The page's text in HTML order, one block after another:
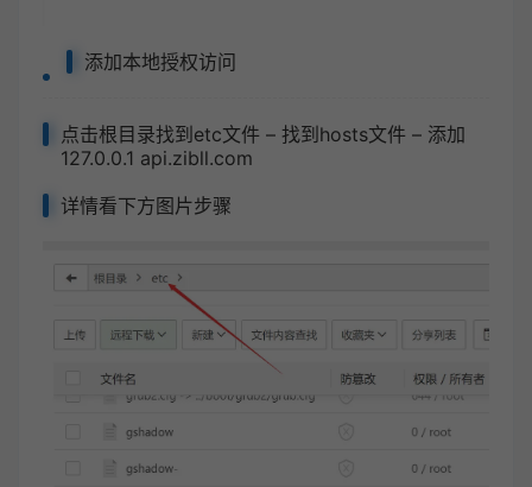
添加本地授权访问
点击根目录找到etc文件 – 找到hosts文件 – 添加
127.0.0.1 api.zibll.com
详情看下方图片步骤